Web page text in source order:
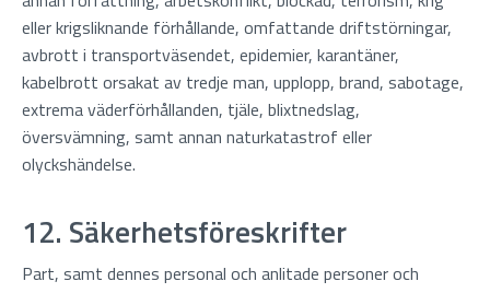
eller krigsliknande förhållande, omfattande driftstörningar,
avbrott i transportväsendet, epidemier, karantäner,
kabelbrott orsakat av tredje man, upplopp, brand, sabotage,
extrema väderförhållanden, tjäle, blixtnedslag,
översvämning, samt annan naturkatastrof eller
olyckshändelse.
12. Säkerhetsföreskrifter
Part, samt dennes personal och anlitade personer och